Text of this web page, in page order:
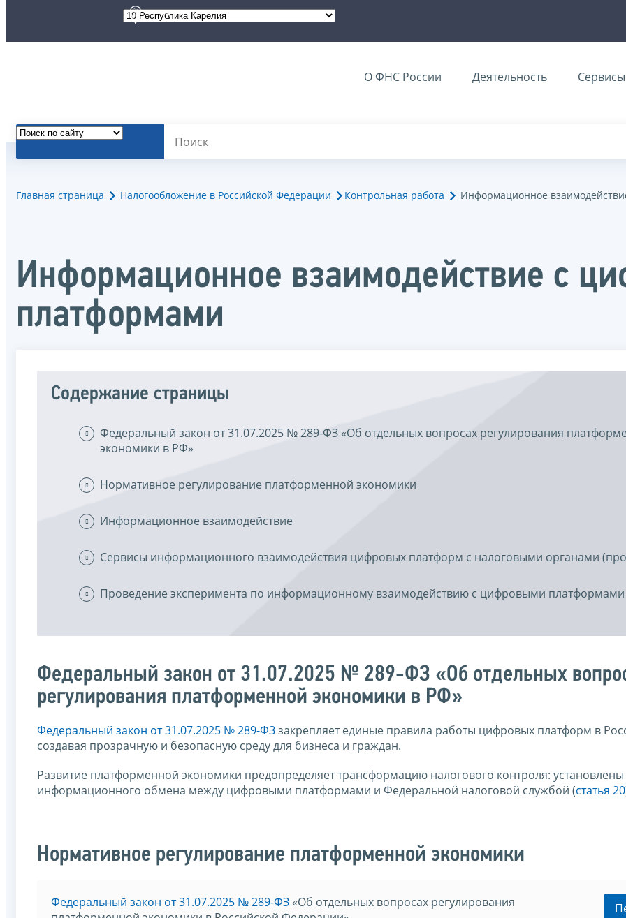
О ФНС России Деятельность Сервисы
Главная страница Налогообложение в Российской Федерации Контрольная работа Информационное
Информационное взаимодействие с
платформами
Содержание страницы
Федеральный закон от 31.07.2025 № 289-ФЗ «Об отдельных вопросах регулирования
экономики в РФ»
Нормативное регулирование платформенной экономики
Информационное взаимодействие
Сервисы информационного взаимодействия цифровых платформ с налоговыми органами
Проведение эксперимента по информационному взаимодействию с цифровыми платформами
Федеральный закон от 31.07.2025 № 289-ФЗ «Об отдельных
регулирования платформенной экономики в РФ»
Федеральный закон от 31.07.2025 № 289-ФЗзакрепляет единые правила работы цифровых платформ в
создавая прозрачную и безопасную среду для бизнеса и граждан.
Развитие платформенной экономики предопределяет трансформацию налогового контроля:
информационного обмена между цифровыми платформами и Федеральной налоговой службой (статья 20
Нормативное регулирование платформенной экономики
Федеральный закон от 31.07.2025 № 289-ФЗ «Об отдельных вопросах регулирования